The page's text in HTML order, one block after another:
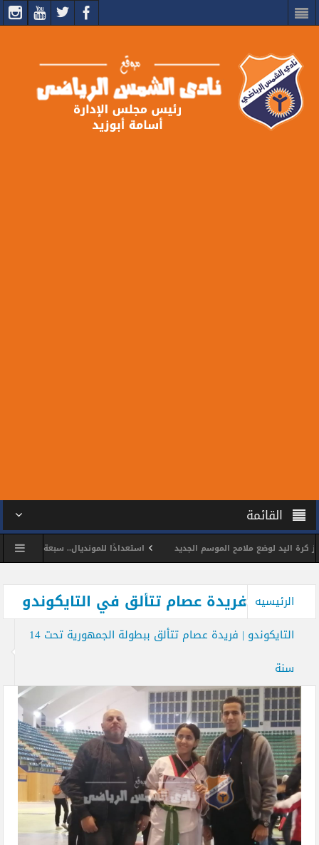
القائمة
اليد لوضع ملامح الموسم الجديد
استعدادًا للمونديال.. سبعة من لاعبي
الرئيسيه
التايكوندو | فريدة عصام تتألق ببطولة الجمهورية تحت 14
سنة
فريدة عصام تتألق في التايكوندو
تحت 14 سنة